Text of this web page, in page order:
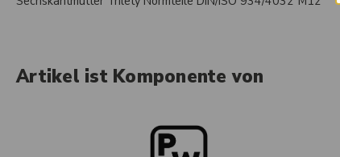
Artikel ist Komponente von